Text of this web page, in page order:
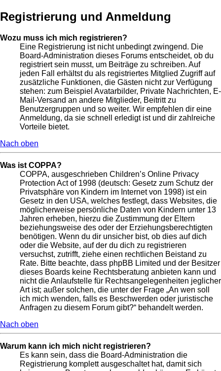
Registrierung und Anmeldung
Wozu muss ich mich registrieren?
Eine Registrierung ist nicht unbedingt zwingend. Die
Board-Administration dieses Forums entscheidet, ob du
registriert sein musst, um Beiträge zu schreiben. Auf
jeden Fall erhältst du als registriertes Mitglied Zugriff auf
zusätzliche Funktionen, die Gästen nicht zur Verfügung
stehen: zum Beispiel Avatarbilder, Private Nachrichten, E-
Mail-Versand an andere Mitglieder, Beitritt zu
Benutzergruppen und so weiter. Wir empfehlen dir eine
Anmeldung, da sie schnell erledigt ist und dir zahlreiche
Vorteile bietet.
Nach oben
Was ist COPPA?
COPPA, ausgeschrieben Children’s Online Privacy
Protection Act of 1998 (deutsch: Gesetz zum Schutz der
Privatsphäre von Kindern im Internet von 1998) ist ein
Gesetz in den USA, welches festlegt, dass Websites, die
möglicherweise persönliche Daten von Kindern unter 13
Jahren erheben, hierzu die Zustimmung der Eltern
beziehungsweise des oder der Erziehungsberechtigten
benötigen. Wenn du dir unsicher bist, ob dies auf dich
oder die Website, auf der du dich zu registrieren
versuchst, zutrifft, ziehe einen rechtlichen Beistand zu
Rate. Bitte beachte, dass phpBB Limited und der Besitzer
dieses Boards keine Rechtsberatung anbieten kann und
nicht die Anlaufstelle für Rechtsangelegenheiten jeglicher
Art ist; außer solchen, die unter der Frage „An wen soll
ich mich wenden, falls es Beschwerden oder juristische
Anfragen zu diesem Forum gibt?“ behandelt werden.
Nach oben
Warum kann ich mich nicht registrieren?
Es kann sein, dass die Board-Administration die
Registrierung komplett ausgeschaltet hat, damit sich